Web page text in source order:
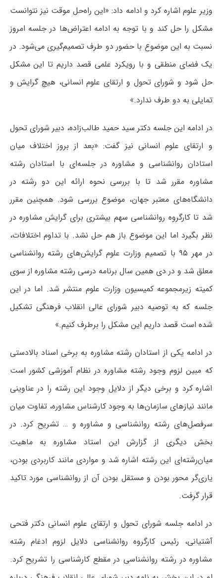
وزیر علوم اشاره کرد و ادامه داد: «این راه‌حل موقت نیز نتوانست
مشکل را حل کند و با توجه به ادامه اعتراض‌ها در جلسه امروز
نسبت به این موضوع با حضور دو طرف تصمیم‌گیری می‌شود. در
یک فضای منطقی و با رویکرد علمی قصد داریم تا این مشکل
حل شود و شورای تحول و ارتقای علوم انسانی، هیچ گرایش و
تمایلی به دو طرف ندارد.»
در ادامه این جلسه دکتر سید حمید طالب‌زاده، دبیر شورای تحول
و ارتقای علوم انسانی نیز گفت: «بعد از بروز اختلاف میان
استادان روانشناسی و مشاوره در جلسه‌ای با استادان رشته
مشاوره مقرر شد تا با بررسی نحوه ارائه این دو رشته در
دانشگاه‌های معتبر جهان، موضوع بررسی شود. همچنین مقرر
شد تا کارگروه روانشناسی سهم بیشتری برای گرایش مشاوره در
نظر بگیرد اما این موضوع باز هم حل نشد. با تداوم اختلافات،
در مهر ۹۵ با تصمیم وزارت علوم گرایش‌های رشته روانشناسی
معلق شد و در دی‌ همین سال برنامه درسی رشته مشاوره از سوی
کمیته زیرمجموعه کمیسیون وزارت علوم منتشر شد. اما در این
جلسه که به توصیه دبیر شورای عالی انقلاب فرهنگی تشکیل
شده است قصد داریم این مشکل را برطرف کنیم.»
در ادامه یکی از استادان رشته مشاوره به برخی اسناد بالادستی
که مبین لزوم وجود رشته مشاوره در نظام آموزشی کشور است
اشاره کرد و برخی دیگر از دلایل وجود این رشته را در عناوینی
مانند نیازهای سازمان‌ها به وجود کارشناس مشاوره، تفاوت میان
سرفصل‌های رشته روانشناسی و مشاوره و … تشریح کرد. در
بخش دیگری از گزارش این استاد مشاوره به ماهیت
میان‌رشته‌ای این رشته اشاره شد و مواردی مانند کاربردی بودن،
یاری‌گر محور بودن و مستقل بودن آن از روانشناسی مورد تاکید
قرار گرفت.
در ادامه جلسه شورای تحول و ارتقای علوم انسانی دکتر فتحی
آشتیانی، رئیس کارگروه روانشناسی دلایل لزوم ادغام رشته
مشاوره در رشته روانشناسی در مقطع کارشناسی را تشریح کرد.